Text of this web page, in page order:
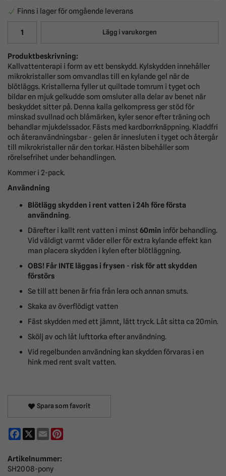
Finns i lager för omgående leverans
Lägg i varukorgen
Produktbeskrivning:
Kallvattenterapi i form av ett benskydd. Kylskydden innehåller
mikrokristaller som omvandlas till en kylande gel när de
blötläggs. Kristallerna fyller ut quiltade tomrum i tyget och
bildar en mjuk gelkudde som omsluter alla delar av benet när
beskyddet sitter på. Denna kalla gelkompress ger stöd för
minskad svullnad och blåmärken, kyler senor efter träning och
behandlar mjukdelssador. Fästs med kardborrknäppning. Kladdfri
och återanvändningsbar - gelen är innesluten i tyget och återgår
till mikrokristaller när den torkar. Hästen bibehåller som
rörelsefrihet under behandlingen.
Kommer i 2-pack.
Användning
Blötlägg skydden i rent vatten i 24h före första
användning.
Därefter i kallt rent vatten i minst 60min inför behandling.
Vid väldigt varmt väder eller för extra kylande effekt kan
man placera skydden i kylen efter blötläggning.
OBS! Får INTE läggas i frysen - risk för att skydden
förstörs
Se till att benen är fria från lera och annan smuts.
Skaka av överflödigt vatten
Fäst skydden med ett jämnt, lätt tryck. Låt sitta ca 20min.
Skölj av och låt lufttorka efter användning.
Vid regelbunden användning kan skydden förvaras i en
hink med rent svalt vatten.
Spara som favorit
Facebook
X Email
Artikelnummer:
SH2008-pony